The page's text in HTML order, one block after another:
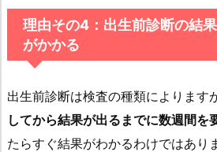
理由その4：出生前診断の結
がかかる
出生前診断は検査の種類によります
してから結果が出るまでに数週間を
たらすぐ結果がわかるわけではあり